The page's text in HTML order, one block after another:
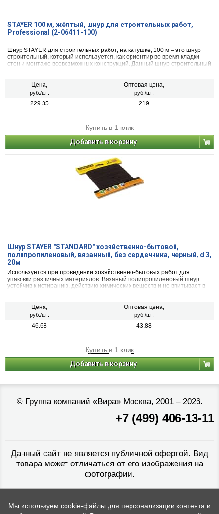
STAYER 100 м, жёлтый, шнур для строительных работ,
Professional (2-06411-100)
Шнур STAYER для строительных работ, на катушке, 100 м – это шнур
строительный, который используется, как ориентир во время кладки
стен и монтаже всевозможных конструкций. Данный шнур строительный
Цена,
руб./шт.
Оптовая цена,
руб./шт.
229.35 219
Купить в 1 клик
Добавить в корзину
Шнур STAYER "STANDARD" хозяйственно-бытовой,
полипропиленовый, вязанный, без сердечника, черный, d 3,
20м
Используется при проведении хозяйственно-бытовых работ для
упаковки различных материалов. Вязаный полипропиленовый шнур
устойчив к истиранию, действию химических веществ и не впитывает в
Цена,
руб./шт.
Оптовая цена,
руб./шт.
46.68 43.88
Купить в 1 клик
Добавить в корзину
© Группа компаний «Вира»Москва, 2001 – 2026.
+7 (499) 406-13-11
Данный сайт не является публичной офертой. Вид
товара может отличаться от его изображения на
фотографии.
Мы используем cookie-файлы для персонализации контента и